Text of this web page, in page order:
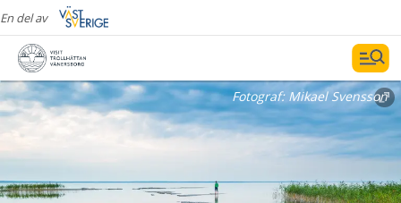
En del av
Fotograf: Mikael Svensson